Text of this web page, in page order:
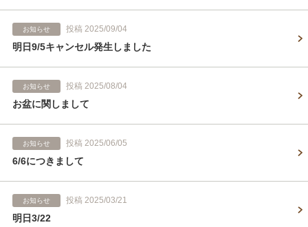
お知らせ 投稿 2025/09/04
明日9/5キャンセル発生しました
お知らせ 投稿 2025/08/04
お盆に関しまして
お知らせ 投稿 2025/06/05
6/6につきまして
お知らせ 投稿 2025/03/21
明日3/22